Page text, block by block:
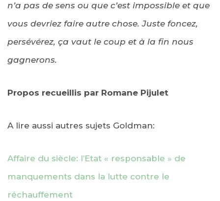
n’a pas de sens ou que c’est impossible et que
vous devriez faire autre chose. Juste foncez,
persévérez, ça vaut le coup et à la fin nous
gagnerons.
Propos recueillis par Romane Pijulet
A lire aussi autres sujets Goldman:
Affaire du siècle: l’Etat « responsable » de
manquements dans la lutte contre le
réchauffement